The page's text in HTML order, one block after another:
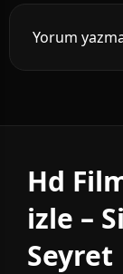
Yorum
Hd
izle –
Seyret